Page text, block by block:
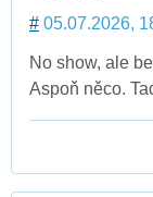
# 05.07.2026,
No show, ale
Aspoň něco.